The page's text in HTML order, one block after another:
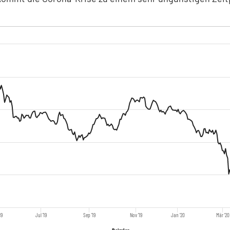
Jul '19 Sep '19 Nov '19 Jan '20 Mär '20